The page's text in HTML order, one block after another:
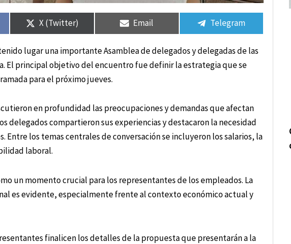
Compartir
en
X (Twitter)
Compartir
en
Email
Compartir
en
Telegram
lugar una importante Asamblea de delegados y delegadas de las
El principal objetivo del encuentro fue definir la estrategia que se
para el próximo jueves.
en profundidad las preocupaciones y demandas que afectan
delegados compartieron sus experiencias y destacaron la necesidad
Entre los temas centrales de conversación se incluyeron los salarios, la
laboral.
un momento crucial para los representantes de los empleados. La
es evidente, especialmente frente al contexto económico actual y
finalicen los detalles de la propuesta que presentarán a la
Compartir
en
Compartir
en
Compartir
en